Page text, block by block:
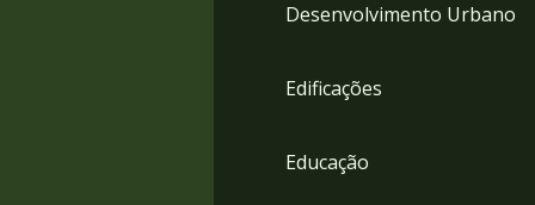
Desenvolvimento Urbano
Edificações
Educação